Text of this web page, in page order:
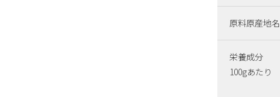
原料原産地名
栄養成分
100gあたり